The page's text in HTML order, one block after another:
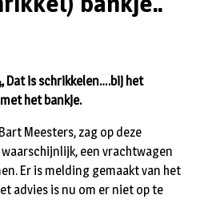
Dat is schrikkelen….bij het
het bankje.
Meesters, zag op deze
een vrachtwagen
Er is melding gemaakt van het
advies is nu om er niet op te